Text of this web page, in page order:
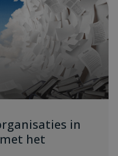
in
het